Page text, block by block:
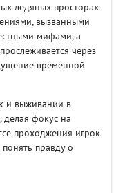
ледяных просторах
вызванными
мифами, а
через
временной
и выживании в
делая фокус на
проходжения игрок
правду о
Рейтинг
3 / 5.0